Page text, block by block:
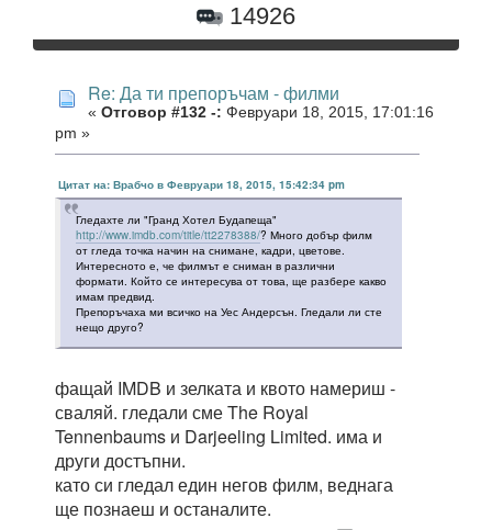
14926
Re: Да ти препоръчам - филми
« Отговор #132 -: Февруари 18, 2015, 17:01:16
pm »
Цитат на: Врабчо в Февруари 18, 2015, 15:42:34 pm
Гледахте ли "Гранд Хотел Будапеща"
http://www.imdb.com/title/tt2278388/? Много добър филм
от гледа точка начин на снимане, кадри, цветове.
Интересното е, че филмът е сниман в различни
формати. Който се интересува от това, ще разбере какво
имам предвид.
Препоръчаха ми всичко на Уес Андерсън. Гледали ли сте
нещо друго?
фащай IMDB и зелката и квото намериш -
сваляй. гледали сме The Royal
Tennenbaums и Darjeeling Limited. има и
други достъпни.
като си гледал един негов филм, веднага
ще познаеш и останалите.